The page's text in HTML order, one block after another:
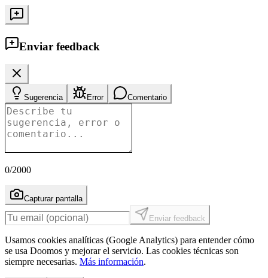
Enviar feedback
Sugerencia Error Comentario
0/2000
Capturar pantalla
Enviar feedback
Usamos cookies analíticas (Google Analytics) para entender cómo
se usa Doomos y mejorar el servicio. Las cookies técnicas son
siempre necesarias. Más información.